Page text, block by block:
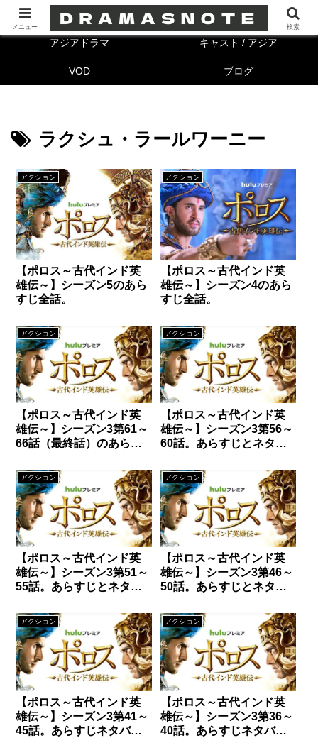
海外ドラマ キャスト/海外
アジアドラマ キャスト / アジア
VOD ブログ
ラクシュ・ラールワーニー
アクション
【ポロス～古代インド英
雄伝～】シーズン5のあら
すじ全話。
アクション
【ポロス～古代インド英
雄伝～】シーズン4のあら
すじ全話。
アクション
【ポロス～古代インド英
雄伝～】シーズン3第61～
66話（最終話）のあらす
アクション
【ポロス～古代インド英
雄伝～】シーズン3第56～
60話。あらすじとネタバ
アクション
【ポロス～古代インド英
雄伝～】シーズン3第51～
55話。あらすじとネタバ
アクション
【ポロス～古代インド英
雄伝～】シーズン3第46～
50話。あらすじとネタバ
アクション
【ポロス～古代インド英
雄伝～】シーズン3第41～
45話。あらすじネタバレ
アクション
【ポロス～古代インド英
雄伝～】シーズン3第36～
40話。あらすじネタバレ
メニュー 検索